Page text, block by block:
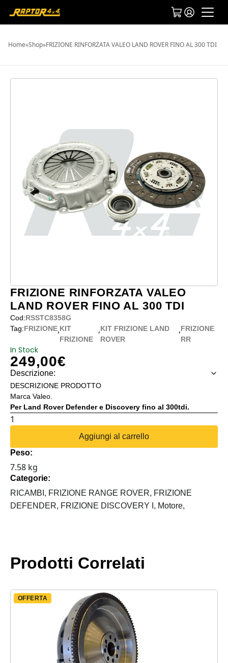
Home»Shop»FRIZIONE RINFORZATA VALEO LAND ROVER FINO AL 300 TDI
FRIZIONE RINFORZATA VALEO
LAND ROVER FINO AL 300 TDI
Cod:RSSTC8358G
Tag:FRIZIONE,KIT
FRIZIONE
,KIT FRIZIONE LAND
ROVER
,FRIZIONE
RR
In Stock
249,00€
Descrizione:
DESCRIZIONE PRODOTTO
Marca Valeo.
Per Land Rover Defender e Discovery fino al 300tdi.
FRIZIONE
LAND
ROVER
FINO
AL
300
Aggiungi al carrello
Peso:
7.58 kg
Categorie:
RICAMBI, FRIZIONE RANGE ROVER, FRIZIONE
DEFENDER, FRIZIONE DISCOVERY I, Motore,
Prodotti Correlati
OFFERTA